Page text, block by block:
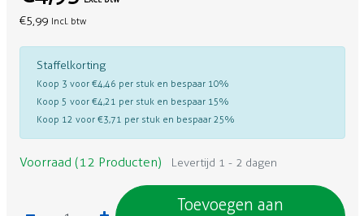
€5,99 Incl. btw
Staffelkorting
Koop 3 voor €4,46 per stuk en bespaar 10%
Koop 5 voor €4,21 per stuk en bespaar 15%
Koop 12 voor €3,71 per stuk en bespaar 25%
Voorraad (12 Producten) Levertijd 1 - 2 dagen
Toevoegen aan